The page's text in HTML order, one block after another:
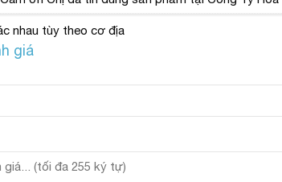
Hiệu quả sau thời gian ngắn
nhau tùy theo cơ địa
giá